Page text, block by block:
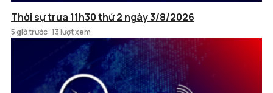
Thời sự trưa 11h30 thứ 2 ngày 3/8/2026
5 giờ trước 13 lượt xem